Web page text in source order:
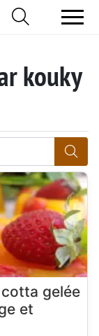
kouky
gelée
et